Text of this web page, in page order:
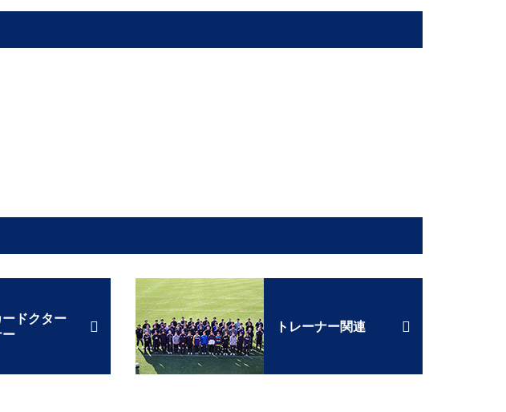
ドクター
トレーナー関連